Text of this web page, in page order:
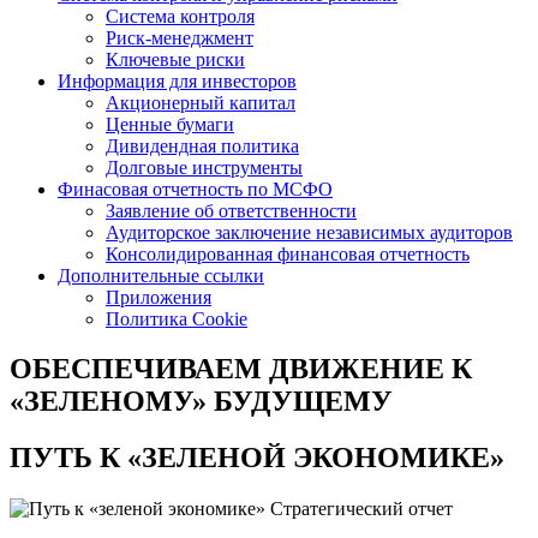
Система контроля
Риск-менеджмент
Ключевые риски
Информация для инвесторов
Акционерный капитал
Ценные бумаги
Дивидендная политика
Долговые инструменты
Финасовая отчетность по МСФО
Заявление об ответственности
Аудиторское заключение независимых аудиторов
Консолидированная финансовая отчетность
Дополнительные ссылки
Приложения
Политика Cookie
ОБЕСПЕЧИВАЕМ ДВИЖЕНИЕ К
«ЗЕЛЕНОМУ» БУДУЩЕМУ
ПУТЬ К«ЗЕЛЕНОЙ ЭКОНОМИКЕ»
Стратегический отчет